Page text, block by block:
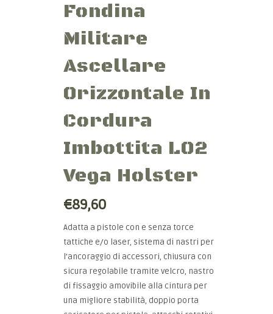
Fondina
Militare
Ascellare
Orizzontale In
Cordura
Imbottita LO2
Vega Holster
€89,60
Adatta a pistole con e senza torce
tattiche e/o laser, sistema di nastri per
l’ancoraggio di accessori, chiusura con
sicura regolabile tramite velcro, nastro
di fissaggio amovibile alla cintura per
una migliore stabilità, doppio porta